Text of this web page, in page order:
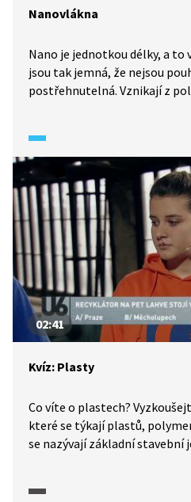
Nanovlákna
Nano je jednotkou délky, a to
jsou tak jemná, že nejsou
postřehnutelná. Vznikají z
02:41
Kvíz: Plasty
Co víte o plastech?
které se týkají plastů,
se nazývají základní stavební
celuoid, bakelit, polystyren